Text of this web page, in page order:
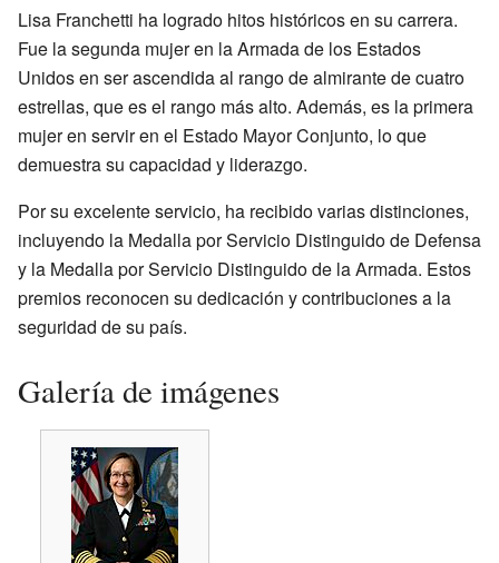
Lisa Franchetti ha logrado hitos históricos en su carrera.
Fue la segunda mujer en la Armada de los Estados
Unidos en ser ascendida al rango de almirante de cuatro
estrellas, que es el rango más alto. Además, es la primera
mujer en servir en el Estado Mayor Conjunto, lo que
demuestra su capacidad y liderazgo.
Por su excelente servicio, ha recibido varias distinciones,
incluyendo la Medalla por Servicio Distinguido de Defensa
y la Medalla por Servicio Distinguido de la Armada. Estos
premios reconocen su dedicación y contribuciones a la
seguridad de su país.
Galería de imágenes